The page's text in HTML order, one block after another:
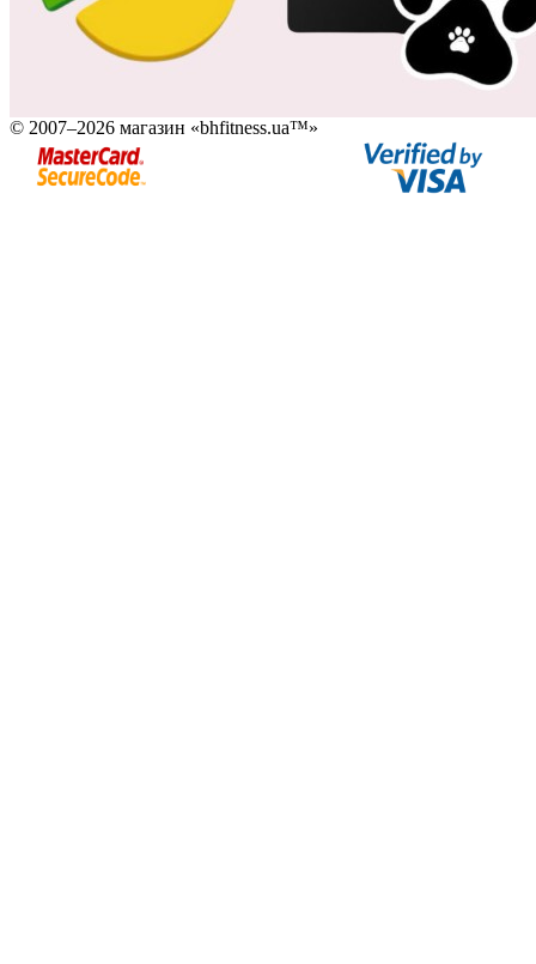
© 2007–2026 магазин «bhfitness.ua™»